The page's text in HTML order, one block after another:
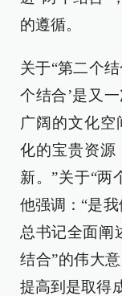
的遵循。
关于“第二个
个结合’是又
广阔的文化空
化的宝贵资源
新。”关于“两
他强调：“是
总书记全面阐
结合”的伟大
提高到是取得